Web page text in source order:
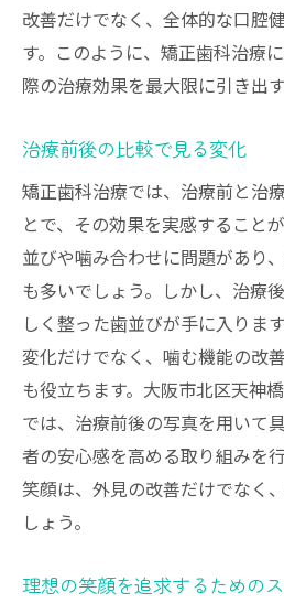
改善だけでなく、全体的な口腔
す。このように、矯正歯科治療
際の治療効果を最大限に引き出
治療前後の比較で見る変化
矯正歯科治療では、治療前と治
とで、その効果を実感すること
並びや噛み合わせに問題があり
も多いでしょう。しかし、治療
しく整った歯並びが手に入りま
変化だけでなく、噛む機能の改
も役立ちます。大阪市北区天神
では、治療前後の写真を用いて
者の安心感を高める取り組みを
笑顔は、外見の改善だけでなく
しょう。
理想の笑顔を追求するための